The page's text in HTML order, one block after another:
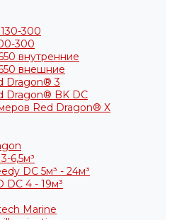
300
300
внутренние
внешние
Dragon® 3
Dragon® BK DC
Red Dragon® X
6,5м³
DC 5м³ - 24м³
DC 4 - 19м³
Marine